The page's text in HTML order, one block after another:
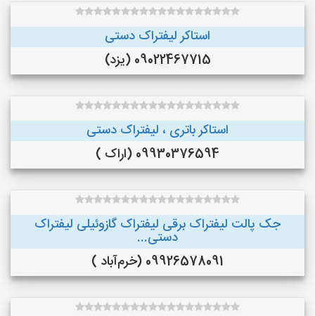
استاکر لیفتراک دستی
09022467715 (یزد)
استاکر باتری ، لیفتراک دستی
09930376594 (اراک )
جک پالت لیفتراک برقی لیفتراک گازوئیلی لیفتراک
دستی...
09926578091 (خرم‌آباد )